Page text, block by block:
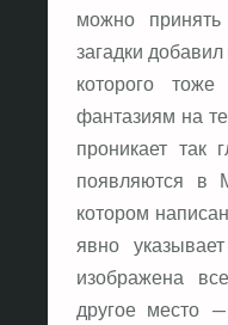
можно
загадки
которого
фантазиям на
проникает так
появляются в
котором
явно
изображена
другое место